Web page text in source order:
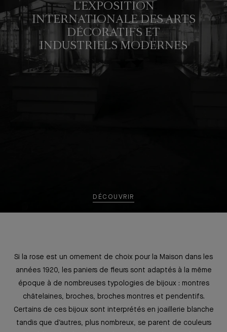
L’EXPOSITION
INTERNATIONALE DES ARTS
DÉCORATIFS ET
INDUSTRIELS MODERNES
DÉCOUVRIR
Si la rose est un ornement de choix pour la Maison dans les
années 1920, les paniers de fleurs sont adaptés à la même
époque à de nombreuses typologies de bijoux : montres
châtelaines, broches, broches montres et pendentifs.
Certains de ces bijoux sont interprétés en joaillerie blanche
tandis que d’autres, plus nombreux, se parent de couleurs